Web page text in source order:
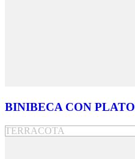
BINIBECA CON PLATO
TERRACOTA